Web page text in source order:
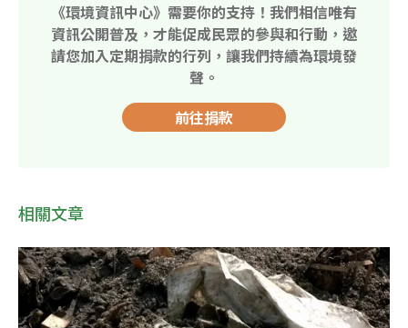
《環境資訊中心》需要你的支持！我們相信唯有
資訊公開普及，才能促成民眾的參與和行動，邀
請您加入定期捐款的行列，讓我們持續為環境發
聲。
前往捐款
相關文章